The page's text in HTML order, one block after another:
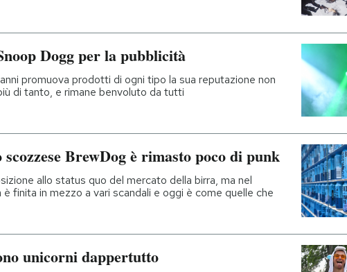
Dogg per la pubblicità
promuova prodotti di ogni tipo la sua reputazione non
di tanto, e rimane benvoluto da tutti
BrewDog è rimasto poco di punk
allo status quo del mercato della birra, ma nel
è finita in mezzo a vari scandali e oggi è come quelle che
unicorni dappertutto